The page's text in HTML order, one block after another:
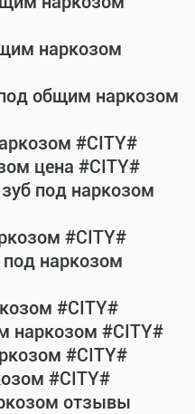
наркозом
общим наркозом
#CITY#
цена #CITY#
под наркозом
#CITY#
наркозом
#CITY#
наркозом #CITY#
#CITY#
#CITY#
отзывы